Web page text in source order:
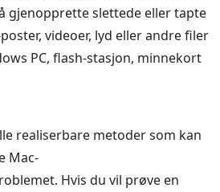
gjenopprette slettede eller tapte
videoer, lyd eller andre filer
PC, flash-stasjon, minnekort
realiserbare metoder som kan
Mac-
Hvis du vil prøve en